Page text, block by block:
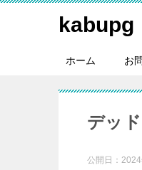
kabupg
ホーム お
デッ
公開日： 2024